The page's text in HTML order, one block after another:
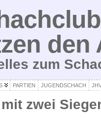
den
zum
PARTIEN JUGENDSCHACH
zwei